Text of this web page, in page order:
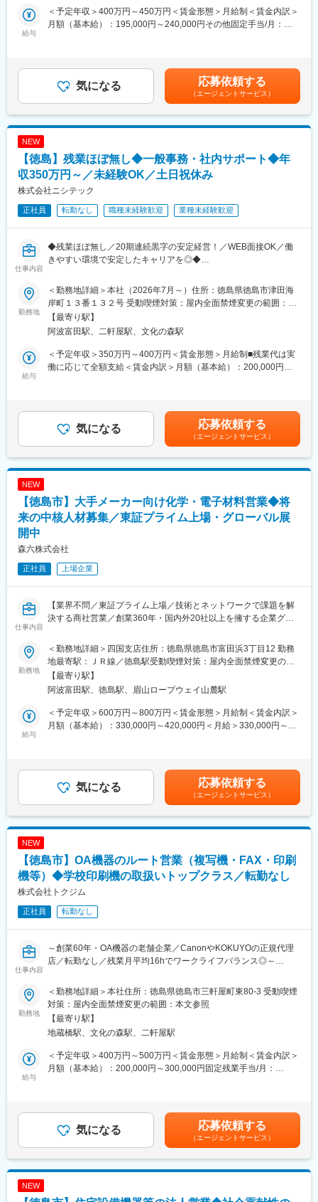
◎リフレッシュ旅行制度（年1回5万円支給）
◎期末賞与あり（毎年3月・業績による）
を軽減するビル空調システムを提供する当社にて、非常用発電機
や上下水道処理設備、農業用ポンプ設備の設置工事・メンテナン
・受注割合：据付・施工管理8割、メンテナンス2割
・顧客：ゼネコン、サブコン、官公庁
・担当企業数：約200社
・その後1～2年をかけて、先輩社員とのOJTを通じて業務を習得
していただきます。
■組織構成
・配属先：6名（20代3名、30代3名）
・勤続年数：1～18年（26卒新入社員も在籍）
非常用発電機やポンプ設備などを扱う会社です。MORIタワーや有
名美術館、世界的なスポーツイベント関連施設など、多くのラン
電機や揚排水ポンプ設備をはじめ、生活に欠かせない「水」を支
える上下水道処理設備、農業用ポンプ設備の提供を行っていま
変更の範囲：会社の定める業務
給与
＜予定年収＞400万円～450万円＜賃金形態＞月給制＜賃金内訳＞
月額（基本給）：195,000円～240,000円その他固定手当/月：
実家暮らし15,000円、既婚者25,000円資格手当（月額上限20,000
円）家族手当（扶養配偶者：10,000円、子：5,000円～）賃金は
あくまでも目安の金額であり、選考を通じて上下する可能性があ
ります。月給(月額)は固定手当を含めた表記です。
気になる 応募依頼する
（エージェントサービス）
NEW
【徳島】残業ほぼ無し◆一般事務・社内サポート◆年
収350万円～／未経験OK／土日祝休み
株式会社ニシテック
正社員 転勤なし 職種未経験歓迎 業種未経験歓迎
仕事内容
◆残業ほぼ無し／20期連続黒字の安定経営！／WEB面接OK／働
きやすい環境で安定したキャリアを◎◆
◎残業ほぼ無し！ワークライフバランスを重視した柔軟な社風
◎完全週休2日制（土日祝／年休126日）
◎リフレッシュ旅行制度有り（毎年プライベートで使える旅費5万
円を支給！）
◎期末賞与有り！（毎年3月、業績による）
■業務内容
＜詳細＞
・電話・メール対応、社内メンバーからの依頼対応
・社内行事の準備および運営サポート
■ご入社後の流れ：
■同ポジションについて：
動制御システムなど、人々の暮らしに欠かせない設備を扱うエン
ジニアリング企業です。設備の選定・設計から施工、保守、リニ
ューアルまで一貫して手掛け、官公庁、病院、学校、工場などを
支えています。
今回募集するのは、書類や情報を正確に管理し、社内メンバーを
バックオフィスから支えるポジションです。日常的な業務はオフ
■配属先
総務部：6名（20代3名／/40代2名）
ナンスを手がける安定企業です。
変更の範囲：会社の定める業務
勤務地
＜勤務地詳細＞本社（2026年7月～）住所：徳島県徳島市津田海
岸町１３番１３２号 受動喫煙対策：屋内全面禁煙変更の範囲：会
社の定める事業所
【最寄り駅】
阿波富田駅、二軒屋駅、文化の森駅
給与
＜予定年収＞350万円～400万円＜賃金形態＞月給制■残業代は実
働に応じて全額支給＜賃金内訳＞月額（基本給）：200,000円～
手当詳細・住宅手当：一人暮らし1.8万円、既婚者1.8万円、実家
暮らし1.5万円・家族手当：扶養配偶者1万円、子一人5千円・資格
手当：最大2万円賃金はあくまでも目安の金額であり、選考を通じ
て上下する可能性があります。月給(月額)は固定手当を含めた表記
です。
気になる 応募依頼する
（エージェントサービス）
NEW
【徳島市】大手メーカー向け化学・電子材料営業◆将
来の中核人材募集／東証プライム上場・グローバル展
開中
森六株式会社
正社員 上場企業
仕事内容
【業界不問／東証プライム上場／技術とネットワークで課題を解
決する商社営業／創業360年・国内外20社以上を擁する企業グル
円】
◆求人ポイント：
・徳島に根差してグローバル企業で働ける
地域産業を支える世界トップクラスのメーカーと取引し、森六グ
ループのネットワークも活用できます。
・大手メーカーの新製品開発に携われる
商材力だけでなく、「どのメーカーと組み合わせるか」「どの技
術を活用するか」を考えながら課題解決を行う営業です。
◆業務内容：
「モノを売る営業」ではなく、お客様の課題解決を実現するソリ
ューション営業です。LED・半導体・ディスプレイなどの電気電
品メーカーなど幅広いネットワークを活用しながら最適な材料・
・顧客の新規開発案件への参画
・仕入先メーカーとの調整、同行訪問
・見積作成、納期調整、各種フォロー業務
◇担当顧客：徳島県内を代表するLED・光半導体メーカーを中心
に担当いただきます。国内外で高い評価を受けるメーカーと直接
向き合いながら、最先端製品の開発に携われる環境です。売上規
持って活躍いただけます。
す。その課題に対して、当社が持つ豊富な商材・技術・グローバ
ルネットワークを活用し、最適な解決策を提案します。単なる価
格競争ではなく、お客様の開発パートナーとして価値を発揮でき
四国支店は13名在籍（うち同部署2名）
勤務地
＜勤務地詳細＞四国支店住所：徳島県徳島市富田浜3丁目12 勤務
地最寄駅：ＪＲ線／徳島駅受動喫煙対策：屋内全面禁煙変更の範
囲：会社の定める事業所
【最寄り駅】
阿波富田駅、徳島駅、眉山ロープウェイ山麓駅
給与
＜予定年収＞600万円～800万円＜賃金形態＞月給制＜賃金内訳＞
月額（基本給）：330,000円～420,000円＜月給＞330,000円～
※前年度実績）■昇給：原則年1回（4月）賃金はあくまでも目安の
金額であり、選考を通じて上下する可能性があります。月給(月額)
は固定手当を含めた表記です。
気になる 応募依頼する
（エージェントサービス）
NEW
【徳島市】OA機器のルート営業（複写機・FAX・印刷
機等）◆学校印刷機の取扱いトップクラス／転勤なし
株式会社トクジム
正社員 転勤なし
仕事内容
～創業60年・OA機器の老舗企業／CanonやKOKUYOの正規代理
店／転勤なし／残業月平均16hでワークライフバランス◎～
■仕事内容：
官公庁および学校関係に対して、コンピューター機器、印刷・複
合機などを中心としたOA機器の提案営業をお任せします。既存顧
客へのルート営業やお客様の困りごとを解決する提案を行いま
す。
■具体的には：
し、提案を行います。
・その他にも、取引先との連絡調整やパソコン操作、リース契約
勤務地
＜勤務地詳細＞本社住所：徳島県徳島市三軒屋町東80-3 受動喫煙
対策：屋内全面禁煙変更の範囲：本文参照
【最寄り駅】
地蔵橋駅、文化の森駅、二軒屋駅
給与
＜予定年収＞400万円～500万円＜賃金形態＞月給制＜賃金内訳＞
月額（基本給）：200,000円～300,000円固定残業手当/月：
予定年収はこれまでのご経験・年齢・スキルなどを考慮の上で最
終決定いたします。■昇給：年1回（5月）■賞与：年2回（4月・10
月）※個人連動あり賃金はあくまでも目安の金額であり、選考を通
じて上下する可能性があります。月給(月額)は固定手当を含めた表
記です。
気になる 応募依頼する
（エージェントサービス）
NEW